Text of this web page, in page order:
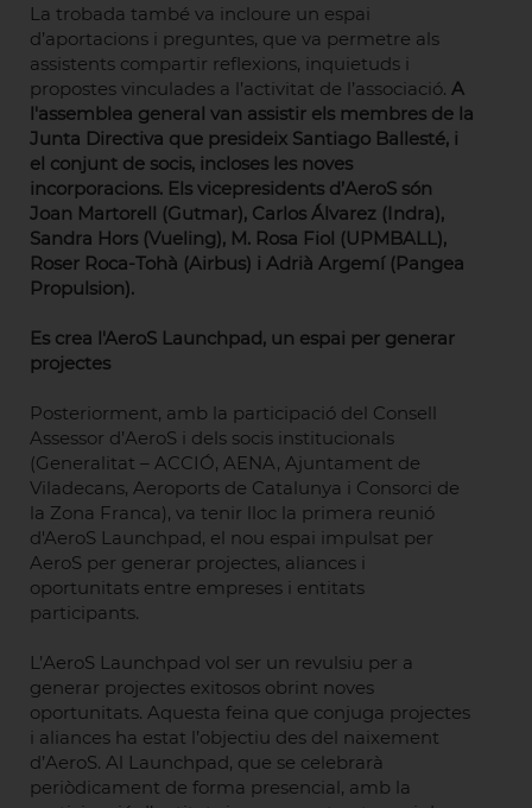
La trobada també va incloure un espai
d’aportacions i preguntes, que va permetre als
assistents compartir reflexions, inquietuds i
propostes vinculades a l’activitat de l’associació. A
l'assemblea general van assistir els membres de la
Junta Directiva que presideix Santiago Ballesté, i
el conjunt de socis, incloses les noves
incorporacions. Els vicepresidents d’AeroS són
Joan Martorell (Gutmar), Carlos Álvarez (Indra),
Sandra Hors (Vueling), M. Rosa Fiol (UPMBALL),
Roser Roca-Tohà (Airbus) i Adrià Argemí (Pangea
Propulsion).
Es crea l'AeroS Launchpad, un espai per generar
projectes
Posteriorment, amb la participació del Consell
Assessor d’AeroS i dels socis institucionals
(Generalitat – ACCIÓ, AENA, Ajuntament de
Viladecans, Aeroports de Catalunya i Consorci de
la Zona Franca), va tenir lloc la primera reunió
d'AeroS Launchpad, el nou espai impulsat per
AeroS per generar projectes, aliances i
oportunitats entre empreses i entitats
participants.
L’AeroS Launchpad vol ser un revulsiu per a
generar projectes exitosos obrint noves
oportunitats. Aquesta feina que conjuga projectes
i aliances ha estat l’objectiu des del naixement
d’AeroS. Al Launchpad, que se celebrarà
periòdicament de forma presencial, amb la